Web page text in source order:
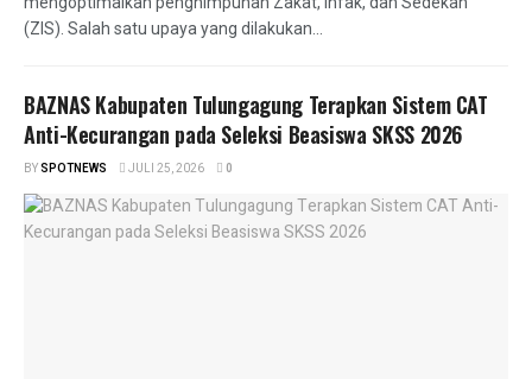
(ZIS). Salah satu upaya yang dilakukan...
BAZNAS Kabupaten Tulungagung Terapkan Sistem CAT
Anti-Kecurangan pada Seleksi Beasiswa SKSS 2026
BYSPOTNEWS JULI 25, 2026 0